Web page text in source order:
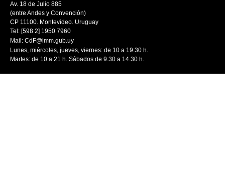
Av. 18 de Julio 885
(entre Andes y Convención)
CP 11100. Montevideo. Uruguay
Tel: [598 2] 1950 7960
Mail: CdF@imm.gub.uy
Lunes, miércoles, jueves, viernes: de 10 a 19.30 h.
Martes: de 10 a 21 h. Sábados de 9.30 a 14.30 h.